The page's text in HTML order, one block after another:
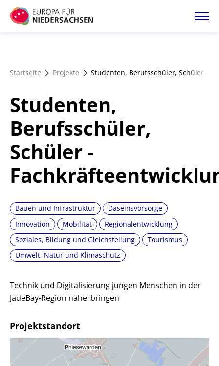
Direkt
zum
Förderangebote
Magazin
Startseite Projekte Studenten, Berufsschüler, Schüler -
Studenten,
Berufsschüler,
Schüler -
Bauen und Infrastruktur
Daseinsvorsorge
Innovation
Mobilität
Regionalentwicklung
Soziales, Bildung und Gleichstellung
Tourismus
Umwelt, Natur und Klimaschutz
Technik und Digitalisierung jungen Menschen in der
JadeBay-Region näherbringen
Projektstandort